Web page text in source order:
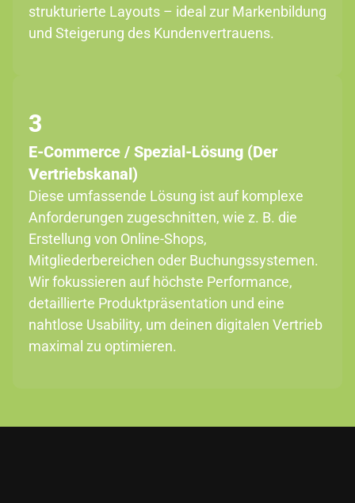
strukturierte Layouts – ideal zur Markenbildung
und Steigerung des Kundenvertrauens.
3
E-Commerce / Spezial-Lösung (Der
Vertriebskanal)
Diese umfassende Lösung ist auf komplexe
Anforderungen zugeschnitten, wie z. B. die
Erstellung von Online-Shops,
Mitgliederbereichen oder Buchungssystemen.
Wir fokussieren auf höchste Performance,
detaillierte Produktpräsentation und eine
nahtlose Usability, um deinen digitalen Vertrieb
maximal zu optimieren.